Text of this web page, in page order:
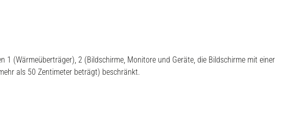
(Wärmeüberträger), 2 (Bildschirme, Monitore und Geräte, die Bildschirme mit einer
als 50 Zentimeter beträgt) beschränkt.